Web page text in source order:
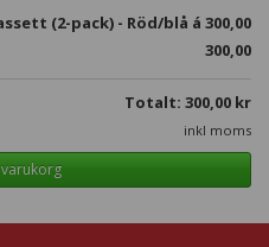
(2-pack) - Röd/blå á 300,00
300,00
Totalt: 300,00 kr
inkl moms